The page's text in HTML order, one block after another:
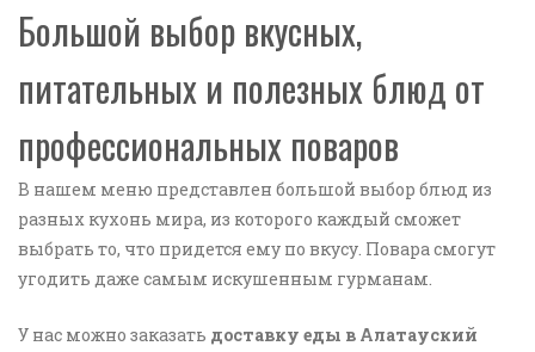
Большой выбор вкусных,
питательных и полезных блюд от
профессиональных поваров
В нашем меню представлен большой выбор блюд из
разных кухонь мира, из которого каждый сможет
выбрать то, что придется ему по вкусу. Повара смогут
угодить даже самым искушенным гурманам.
У нас можно заказать доставку еды в Алатауский